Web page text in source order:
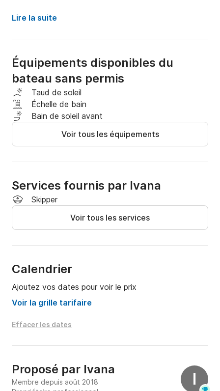
Tarifs:
consommation réelle.
Une expérience inoubliable:
Profitez de la liberté de naviguer dans les
magnifiques eaux de Forio, en explorant des criques
cachées et de magnifiques plages. Que vous
choisissiez de conduire vous-même ou avec
l'assistance d'un skipper expert, notre dériveur 2 Bar
vous garantira une journée mémorable.
Lire la suite
Équipements disponibles du
bateau sans permis
Taud de soleil
Échelle de bain
Bain de soleil avant
Voir tous les équipements
Services fournis par Ivana
Skipper
Voir tous les services
Calendrier
Ajoutez vos dates pour voir le prix
Voir la grille tarifaire
Effacer les dates
I
Proposé par Ivana
Membre depuis août 2018